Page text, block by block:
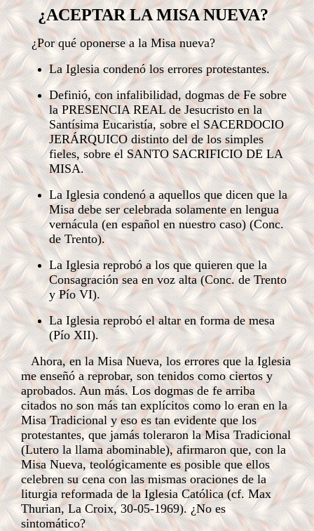
¿ACEPTAR LA MISA NUEVA?
¿Por qué oponerse a la Misa nueva?
La Iglesia condenó los errores protestantes.
Definió, con infalibilidad, dogmas de Fe sobre
la PRESENCIA REAL de Jesucristo en la
Santísima Eucaristía, sobre el SACERDOCIO
JERÁRQUICO distinto del de los simples
fieles, sobre el SANTO SACRIFICIO DE LA
MISA.
La Iglesia condenó a aquellos que dicen que la
Misa debe ser celebrada solamente en lengua
vernácula (en español en nuestro caso) (Conc.
de Trento).
La Iglesia reprobó a los que quieren que la
Consagración sea en voz alta (Conc. de Trento
y Pío VI).
La Iglesia reprobó el altar en forma de mesa
(Pío XII).
Ahora, en la Misa Nueva, los errores que la Iglesia
me enseñó a reprobar, son tenidos como ciertos y
aprobados. Aun más. Los dogmas de fe arriba
citados no son más tan explícitos como lo eran en la
Misa Tradicional y eso es tan evidente que los
protestantes, que jamás toleraron la Misa Tradicional
(Lutero la llama abominable), afirmaron que, con la
Misa Nueva, teológicamente es posible que ellos
celebren su cena con las mismas oraciones de la
liturgia reformada de la Iglesia Católica (cf. Max
Thurian, La Croix, 30-05-1969). ¿No es
sintomático?